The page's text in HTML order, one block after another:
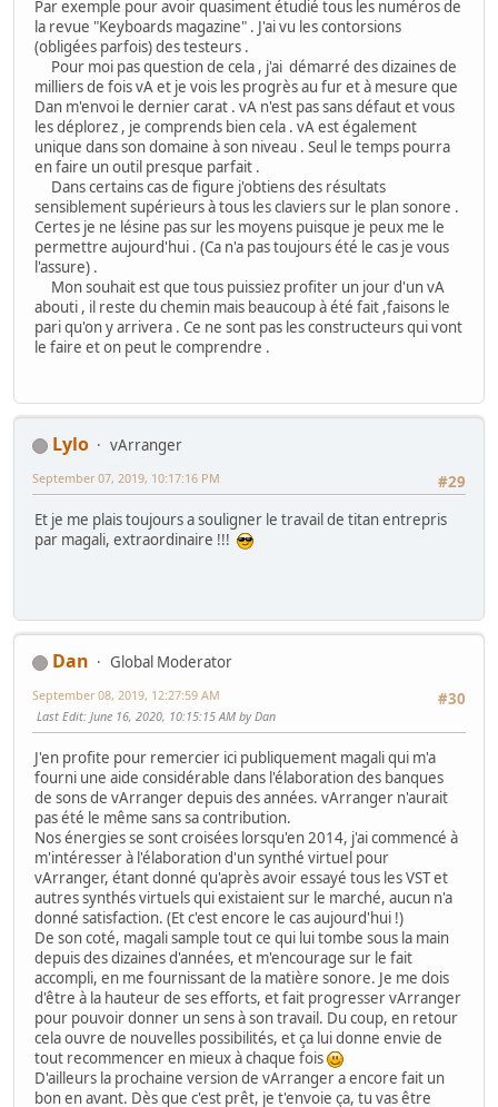
Par exemple pour avoir quasiment étudié tous les numéros de
la revue "Keyboards magazine" . J'ai vu les contorsions
(obligées parfois) des testeurs .
Pour moi pas question de cela , j'ai démarré des dizaines de
milliers de fois vA et je vois les progrès au fur et à mesure que
Dan m'envoi le dernier carat . vA n'est pas sans défaut et vous
les déplorez , je comprends bien cela . vA est également
unique dans son domaine à son niveau . Seul le temps pourra
en faire un outil presque parfait .
Dans certains cas de figure j'obtiens des résultats
sensiblement supérieurs à tous les claviers sur le plan sonore .
Certes je ne lésine pas sur les moyens puisque je peux me le
permettre aujourd'hui . (Ca n'a pas toujours été le cas je vous
l'assure) .
Mon souhait est que tous puissiez profiter un jour d'un vA
abouti , il reste du chemin mais beaucoup à été fait ,faisons le
pari qu'on y arrivera . Ce ne sont pas les constructeurs qui vont
le faire et on peut le comprendre .
Lylo
vArranger
#29
September 07, 2019, 10:17:16 PM
Et je me plais toujours a souligner le travail de titan entrepris
par magali, extraordinaire !!!
Dan
Global Moderator
#30
September 08, 2019, 12:27:59 AM
Last Edit: June 16, 2020, 10:15:15 AM by Dan
J'en profite pour remercier ici publiquement magali qui m'a
fourni une aide considérable dans l'élaboration des banques
de sons de vArranger depuis des années. vArranger n'aurait
pas été le même sans sa contribution.
Nos énergies se sont croisées lorsqu'en 2014, j'ai commencé à
m'intéresser à l'élaboration d'un synthé virtuel pour
vArranger, étant donné qu'après avoir essayé tous les VST et
autres synthés virtuels qui existaient sur le marché, aucun n'a
donné satisfaction. (Et c'est encore le cas aujourd'hui !)
De son coté, magali sample tout ce qui lui tombe sous la main
depuis des dizaines d'années, et m'encourage sur le fait
accompli, en me fournissant de la matière sonore. Je me dois
d'être à la hauteur de ses efforts, et fait progresser vArranger
pour pouvoir donner un sens à son travail. Du coup, en retour
cela ouvre de nouvelles possibilités, et ça lui donne envie de
tout recommencer en mieux à chaque fois
D'ailleurs la prochaine version de vArranger a encore fait un
bon en avant. Dès que c'est prêt, je t'envoie ça, tu vas être